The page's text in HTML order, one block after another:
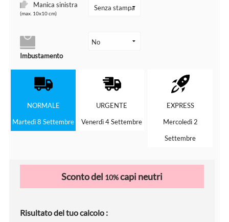
Manica sinistra
(max. 10x10 cm)
Imbustamento
NORMALE
Martedì 8 Settembre
URGENTE
Venerdì 4 Settembre
EXPRESS
Mercoledì 2
Settembre
Sconto del 10%capi neutri
Risultato del tuo calcolo :